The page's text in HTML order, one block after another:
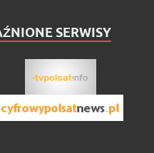
SERWISY